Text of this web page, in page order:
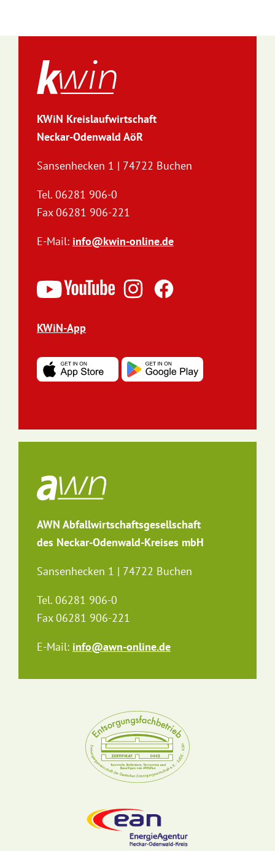
KWiN Kreislaufwirtschaft
Neckar-Odenwald AöR
Sansenhecken 1 | 74722 Buchen
Tel. 06281 906-0
Fax 06281 906-221
E-Mail: info@kwin-online.de
KWiN-App
AWN Abfallwirtschaftsgesellschaft
des Neckar-Odenwald-Kreises mbH
Sansenhecken 1 | 74722 Buchen
Tel. 06281 906-0
Fax 06281 906-221
E-Mail: info@awn-online.de